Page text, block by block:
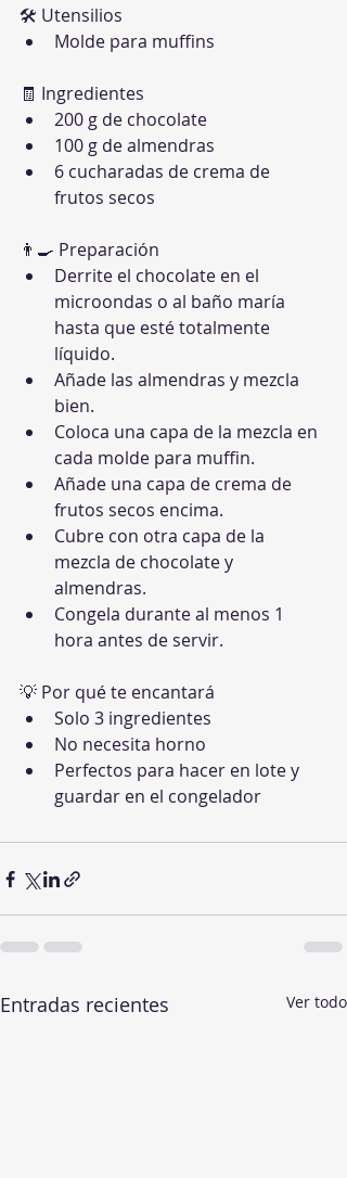
🛠 Utensilios
Molde para muffins
🧾 Ingredientes
200 g de chocolate
100 g de almendras
6 cucharadas de crema de
frutos secos
👨‍🍳 Preparación
Derrite el chocolate en el
microondas o al baño maría
hasta que esté totalmente
líquido.
Añade las almendras y mezcla
bien.
Coloca una capa de la mezcla en
cada molde para muffin.
Añade una capa de crema de
frutos secos encima.
Cubre con otra capa de la
mezcla de chocolate y
almendras.
Congela durante al menos 1
hora antes de servir.
💡 Por qué te encantará
Solo 3 ingredientes
No necesita horno
Perfectos para hacer en lote y
guardar en el congelador
Entradas recientes Ver todo